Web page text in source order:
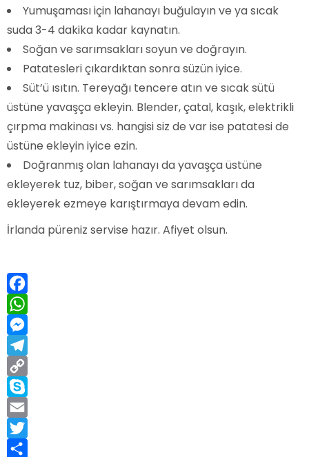
Yumuşaması için lahanayı buğulayın ve ya sıcak
suda 3-4 dakika kadar kaynatın.
Soğan ve sarımsakları soyun ve doğrayın.
Patatesleri çıkardıktan sonra süzün iyice.
Süt’ü ısıtın. Tereyağı tencere atın ve sıcak sütü
üstüne yavaşça ekleyin. Blender, çatal, kaşık, elektrikli
çırpma makinası vs. hangisi siz de var ise patatesi de
üstüne ekleyin iyice ezin.
Doğranmış olan lahanayı da yavaşça üstüne
ekleyerek tuz, biber, soğan ve sarımsakları da
ekleyerek ezmeye karıştırmaya devam edin.
İrlanda püreniz servise hazır. Afiyet olsun.
Facebook
WhatsApp
Messenger
Telegram
Copy
Link
Skype
Email
Twitter